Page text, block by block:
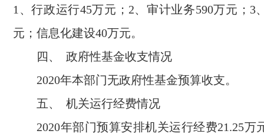
1、行政运行45万元；2、审计业务590万元；3
元；信息化建设40万元。
四、 政府性基金收支情况
2020年本部门无政府性基金预算收支。
五、 机关运行经费情况
2020年部门预算安排机关运行经费21.25万